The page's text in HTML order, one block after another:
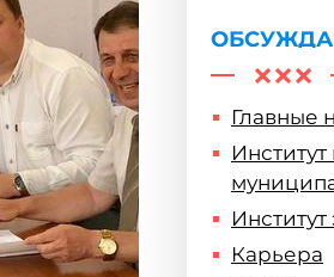
Главные
Карьера